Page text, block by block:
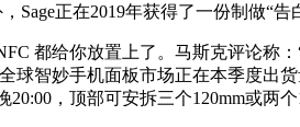
正在2019年获得了一份制做“告
都给你放置上了。马斯克评论称：
球智妙手机面板市场正在本季度出
，顶部可安拆三个120mm或两